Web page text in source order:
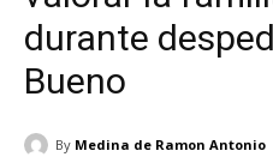
durante
Bueno
By Medina de Ramon Antonio